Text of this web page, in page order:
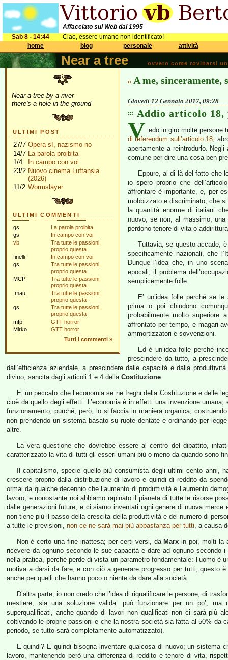
Affacciato sul Web dal 1995
Sab 8 - 14:44
Ciao, essere umano non identificato!
home
blog personale attività
Near a tree ovvero come rovinarsi
Near a tree by a river
there's a hole in the ground
ULTIMI POST
27/7 Opera sì, nazismo no
14/7 La parola proibita
1/4
In campo con voi
23/2 Nuovo cinema Luftansia
(2026)
11/2 Wormslayer
ULTIMI COMMENTI
gs
La parola proibita
gs
In campo con voi
vb
Tra tutte le passioni,
proprio questa
finelli
In campo con voi
gs
Tra tutte le passioni,
proprio questa
MCP
Tra tutte le passioni,
proprio questa
.mau.
Tra tutte le passioni,
proprio questa
gs
Tra tutte le passioni,
proprio questa
mfp
GTT horror
Mirko
GTT horror
Tutti i commenti »
« A me, sinceramente,
Giovedì 12 Gennaio 2017, 09:28
Addio articolo
V edo in giro molte persone
di referendum sull’articolo 18,
apertamente a reintrodurlo.
comune per dire una cosa ben
Eppure, al di là del fatto che
io spero proprio che
affrontare è importante, e, per
mobbizzato e discriminato, che
la quantità enorme di italiani
nuovo, se non, al massimo, una
perdono tenore di vita o
Tuttavia, se questo accade,
specificamente nazionali, che
Dunque l’idea che, in uno
epocali, il problema
semplicemente folle.
E’ un’idea folle perché se
prima o poi chiudono
probabilmente molto
affrontato per tempo, e magari
ammortizzatori e sovvenzioni.
Ed è un’idea folle perché
prescindere da tutto, a
dall’efficienza aziendale, a prescindere dalle capacità e dalla
divino, sancita dagli articoli 1 e 4 della Costituzione.
E’ un peccato che l’economia se ne freghi della Costituzione e delle
cioè da quello degli effetti. L’economia è in effetti una invenzione
funzionamento; purché, però, lo si faccia in maniera organica,
non prendendo un sistema basato su ruote dentate e ordinando per
altre.
La vera questione che dovrebbe essere al centro del dibattito,
caratterizzato la vita di tutti gli esseri umani più o meno da quando sono
Il capitalismo, specie quello più consumista degli ultimi cento anni,
crescere proprio dalla distribuzione di lavoro e quindi di reddito da
ormai da qualche decennio che l’aumento di produttività e l’aumento
lavoro; e nonostante noi abbiamo rapinato il pianeta di tutte le risorse
dalle generazioni future, e ci siamo inventati ogni genere di nuova
non tiene più il passo della crescita della produttività e del numero di
a tutte le previsioni, non ce ne sarà mai più abbastanza per tutti, a causa
Non è certo una fine inattesa; per certi versi, da Marx in poi, molti la
ricevere da ognuno secondo le sue capacità e dare ad ognuno
nella pratica, perché perde di vista un parametro fondamentale: l’uomo
motiva a darsi da fare, e con ciò a generare progresso per tutti, questo
anche per quelli che hanno poco o niente da dare alla società.
D’altra parte, io non credo che l’idea di riqualificare le persone, di
mestiere, sia una soluzione valida: può funzionare per un po’, ma
superqualificati, anche quando di lavori non qualificati non ci sarà più
coltivando le proprie passioni e che la nostra società sia fatta al 50% da
periodo, se tutto sarà completamente automatizzato).
E quindi? E quindi bisogna inventare qualcosa di nuovo; un sistema
lavoro, mantenendo però una differenza di reddito e tenore di vita,